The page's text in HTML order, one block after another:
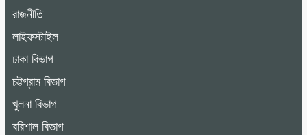
রাজনীতি
লাইফস্টাইল
ঢাকা বিভাগ
চট্টগ্রাম বিভাগ
খুলনা বিভাগ
বরিশাল বিভাগ